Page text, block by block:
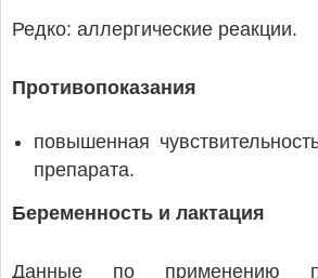
Редко: аллергические реакции.
Противопоказания
повышенная
препарата.
Беременность и лактация
Данные по применению